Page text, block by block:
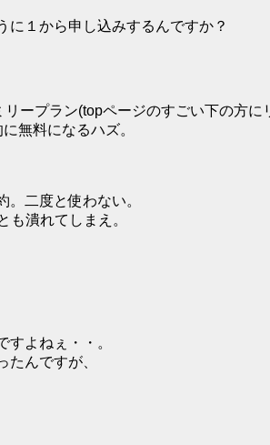
に１から申し込みするんですか？
ープラン(topページのすごい下の方に
無料になるハズ。
二度と使わない。
も潰れてしまえ。
すよねぇ・・。
んですが、